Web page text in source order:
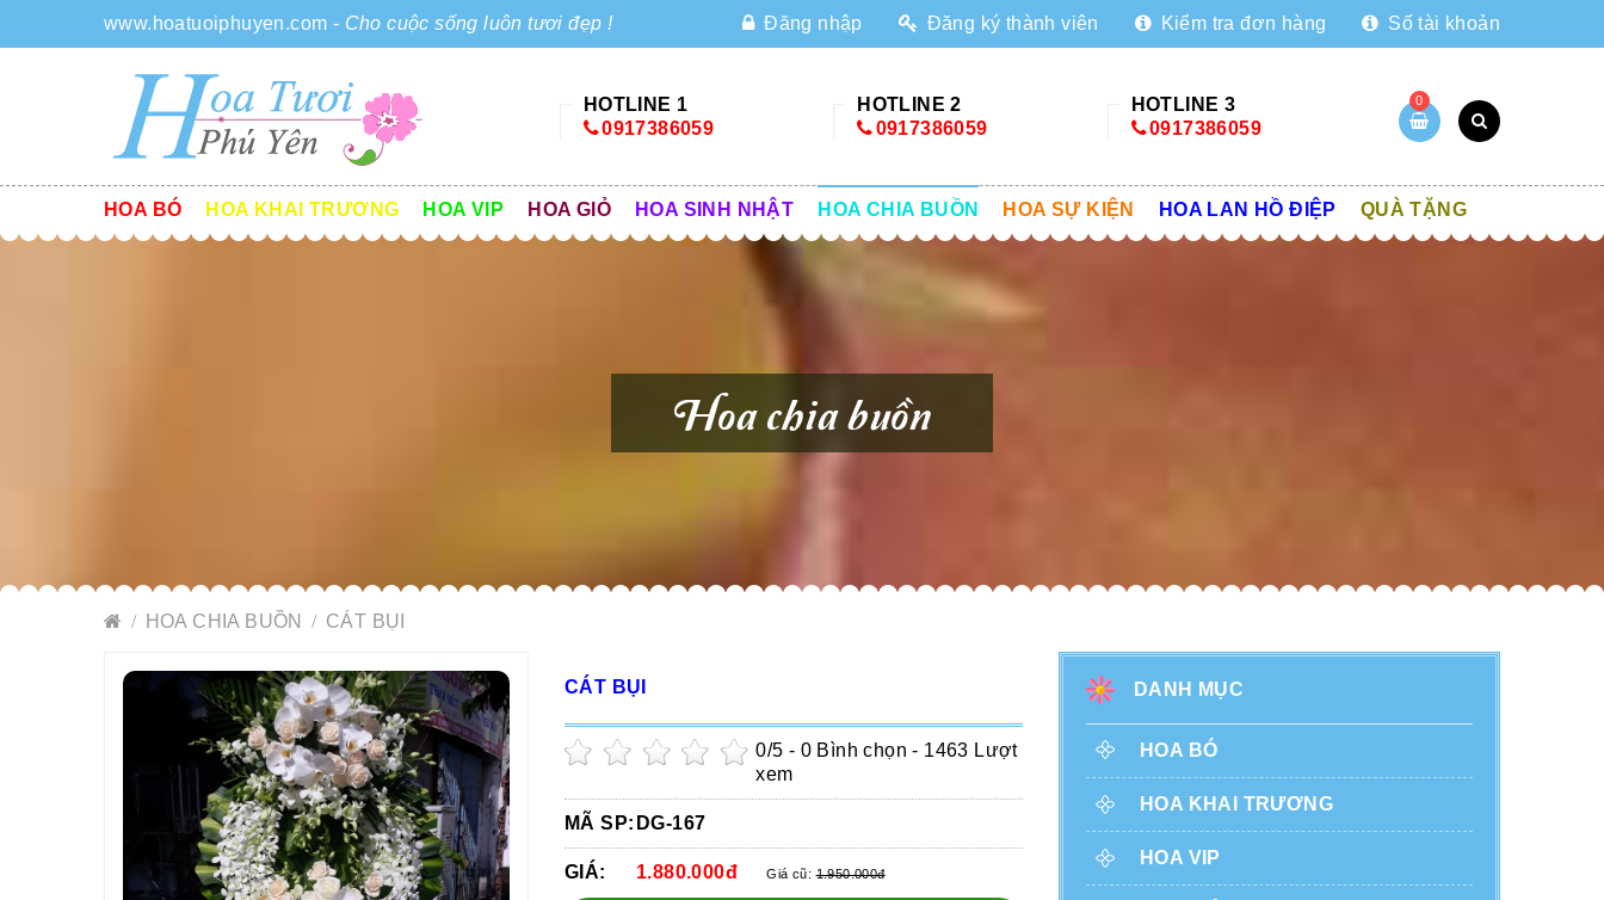
www.hoatuoiphuyen.com - Cho cuộc sống luôn tươi đẹp ! Đăng nhập Đăng ký thành viên Kiểm tra đơn hàng Số tài khoản
HOTLINE 1
0917386059
HOTLINE 2
0917386059
HOTLINE 3
0917386059
0
HOA BÓ HOA KHAI TRƯƠNG HOA VIP HOA GIỎ HOA SINH NHẬT HOA CHIA BUỒN HOA SỰ KIỆN HOA LAN HỒ ĐIỆP QUÀ TẶNG
Hoa chia buồn
HOA CHIA BUỒN CÁT BỤI
CÁT BỤI
0/5 - 0 Bình chọn - 1463 Lượt
xem
MÃ SP: DG-167
GIÁ: 1.880.000đ Giá cũ:1.950.000đ
DANH MỤC
HOA BÓ
HOA KHAI TRƯƠNG
HOA VIP